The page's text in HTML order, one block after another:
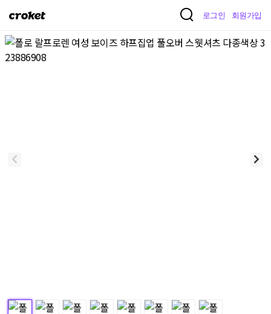
크
켓
로그인 회원가입